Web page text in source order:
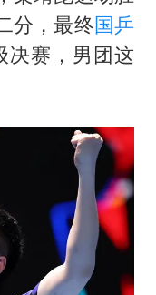
分，最终国乒
决赛，男团这